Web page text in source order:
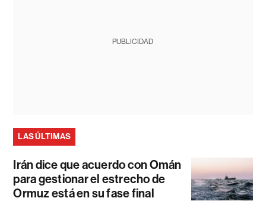
PUBLICIDAD
LAS ÚLTIMAS
Irán dice que acuerdo con Omán
para gestionar el estrecho de
Ormuz está en su fase final